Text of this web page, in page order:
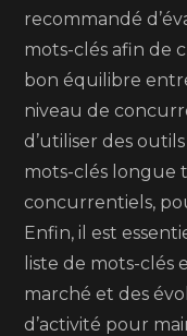
recommandé
mots-clés afin de
bon équilibre
niveau de
d’utiliser des
mots-clés longue
concurrentiels,
Enfin, il est
liste de mots-clés
marché et des
d’activité pour